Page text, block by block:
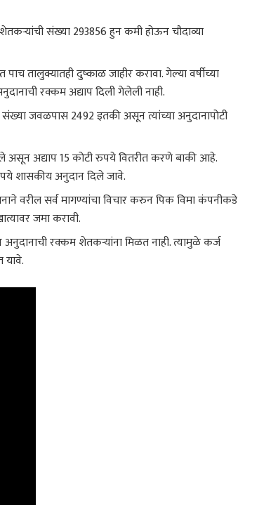
शेतकऱ्यांची संख्या 293856 हुन कमी होऊन चौदाव्या
तालुक्यातही दुष्काळ जाहीर करावा. गेल्या वर्षीच्या
रक्कम अद्याप दिली गेलेली नाही.
जवळपास 2492 इतकी असून त्यांच्या अनुदानापोटी
असून अद्याप 15 कोटी रुपये वितरीत करणे बाकी आहे.
शासकीय अनुदान दिले जावे.
वरील सर्व मागण्यांचा विचार करुन पिक विमा कंपनीकडे
जमा करावी.
रक्कम शेतकऱ्यांना मिळत नाही. त्यामुळे कर्ज